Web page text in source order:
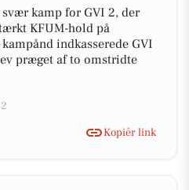
kamp for GVI 2, der
KFUM-hold på
indkasserede GVI
præget af to omstridte
Kopiér link